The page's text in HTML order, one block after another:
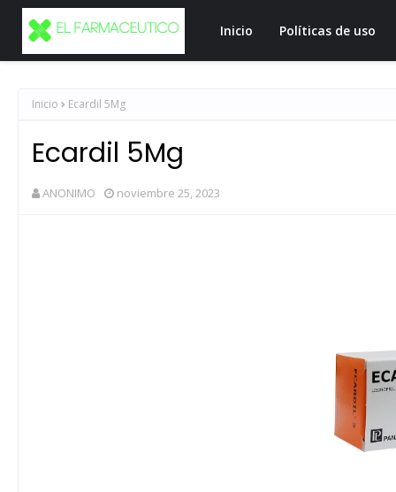
Inicio Políticas de uso
Inicio Ecardil 5Mg
Ecardil 5Mg
ANONIMO noviembre 25, 2023